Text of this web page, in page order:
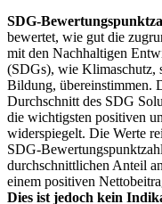
SDG-
bewertet, wie gut die
mit den Nachhaltigen
(SDGs), wie Klimaschutz,
Bildung, übereinstimmen.
Durchschnitt des SDG
die wichtigsten positiven
widerspiegelt. Die Werte
SDG-
durchschnittlichen Anteil
einem positiven
Dies ist jedoch kein